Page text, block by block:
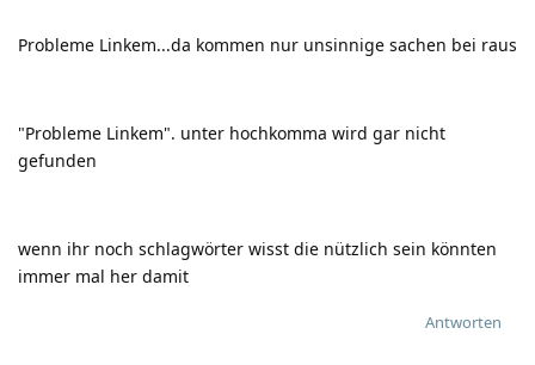
Probleme Linkem...da kommen nur unsinnige sachen bei raus
"Probleme Linkem". unter hochkomma wird gar nicht
gefunden
wenn ihr noch schlagwörter wisst die nützlich sein könnten
immer mal her damit
Antworten